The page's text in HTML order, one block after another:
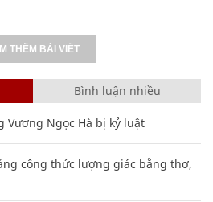
THÊM BÀI VIẾT
Bình luận nhiều
Vương Ngọc Hà bị kỷ luật
công thức lượng giác bằng thơ,